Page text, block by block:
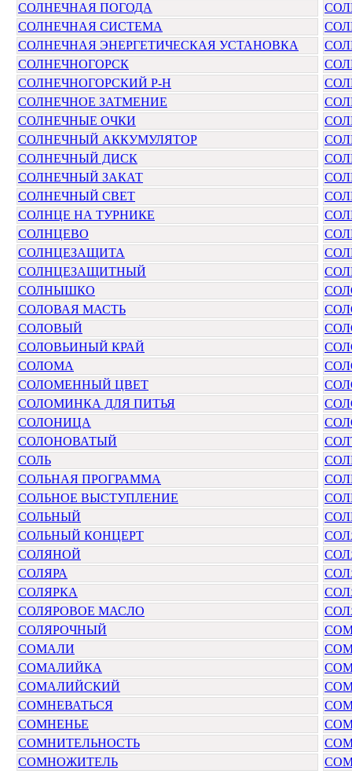
СОЛНЕЧНАЯ ПОГОДА
СОЛНЕЧНАЯ СИСТЕМА
СОЛНЕЧНАЯ ЭНЕРГЕТИЧЕСКАЯ УСТАНОВКА
СОЛНЕЧНОГОРСК
СОЛНЕЧНОГОРСКИЙ Р-Н
СОЛНЕЧНОЕ ЗАТМЕНИЕ
СОЛНЕЧНЫЕ ОЧКИ
СОЛНЕЧНЫЙ АККУМУЛЯТОР
СОЛНЕЧНЫЙ ДИСК
СОЛНЕЧНЫЙ ЗАКАТ
СОЛНЕЧНЫЙ СВЕТ
СОЛНЦЕ НА ТУРНИКЕ
СОЛНЦЕВО
СОЛНЦЕЗАЩИТА
СОЛНЦЕЗАЩИТНЫЙ
СОЛНЫШКО
СОЛОВАЯ МАСТЬ
СОЛОВЫЙ
СОЛОВЬИНЫЙ КРАЙ
СОЛОМА
СОЛОМЕННЫЙ ЦВЕТ
СОЛОМИНКА ДЛЯ ПИТЬЯ
СОЛОНИЦА
СОЛОНОВАТЫЙ
СОЛЬ
СОЛЬНАЯ ПРОГРАММА
СОЛЬНОЕ ВЫСТУПЛЕНИЕ
СОЛЬНЫЙ
СОЛЬНЫЙ КОНЦЕРТ
СОЛЯНОЙ
СОЛЯРА
СОЛЯРКА
СОЛЯРОВОЕ МАСЛО
СОЛЯРОЧНЫЙ
СОМАЛИ
СОМАЛИЙКА
СОМАЛИЙСКИЙ
СОМНЕВАТЬСЯ
СОМНЕНЬЕ
СОМНИТЕЛЬНОСТЬ
СОМНОЖИТЕЛЬ